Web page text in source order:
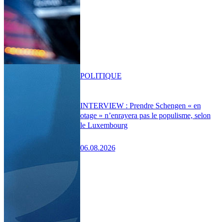
INTERVIEW : Prendre Schengen « en
otage » n’enrayera pas le populisme, selon
le Luxembourg
06.08.2026
POLITIQUE